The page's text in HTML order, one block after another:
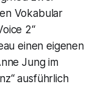
Vokabular
2“
einen eigenen
Jung im
ausführlich